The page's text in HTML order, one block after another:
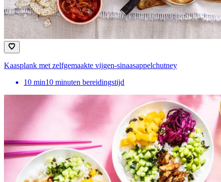
Kaasplank met zelfgemaakte vijgen-sinaasappelchutney
10 min10 minuten bereidingstijd